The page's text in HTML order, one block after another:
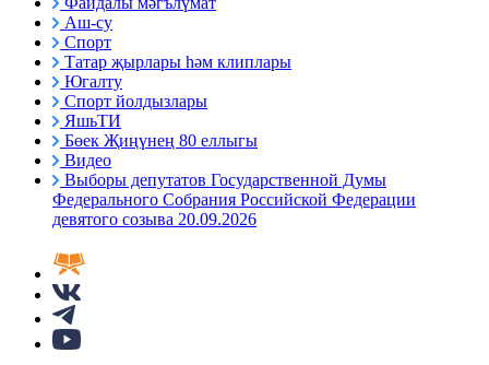
Аш-су
Спорт
Татар җырлары һәм клиплары
Югалту
Спорт йолдызлары
ЯшьТИ
Бөек Җиңүнең 80 еллыгы
Видео
Выборы депутатов Государственной Думы
Федерального Собрания Российской Федерации
девятого созыва 20.09.2026